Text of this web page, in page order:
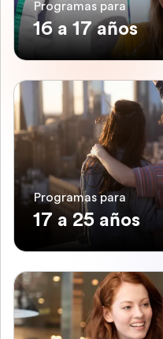
Programas para
16 a 17 años
Programas para
17 a 25 años